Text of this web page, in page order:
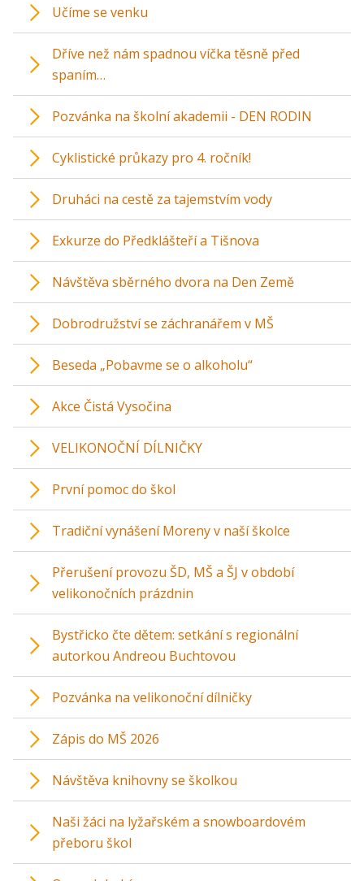
Učíme se venku
Dříve než nám spadnou víčka těsně před
spaním…
Pozvánka na školní akademii - DEN RODIN
Cyklistické průkazy pro 4. ročník!
Druháci na cestě za tajemstvím vody
Exkurze do Předklášteří a Tišnova
Návštěva sběrného dvora na Den Země
Dobrodružství se záchranářem v MŠ
Beseda „Pobavme se o alkoholu“
Akce Čistá Vysočina
VELIKONOČNÍ DÍLNIČKY
První pomoc do škol
Tradiční vynášení Moreny v naší školce
Přerušení provozu ŠD, MŠ a ŠJ v období
velikonočních prázdnin
Bystřicko čte dětem: setkání s regionální
autorkou Andreou Buchtovou
Pozvánka na velikonoční dílničky
Zápis do MŠ 2026
Návštěva knihovny se školkou
Naši žáci na lyžařském a snowboardovém
přeboru škol